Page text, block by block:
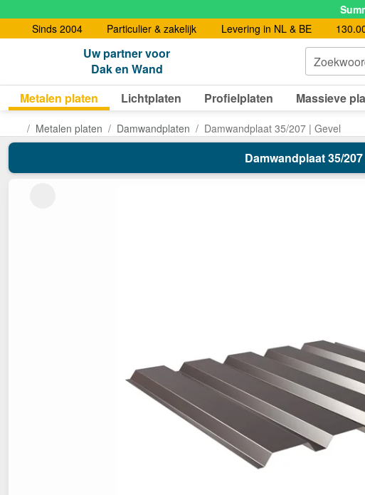
Sinds 2004
Particulier & zakelijk Levering in NL & BE
Uw partner voor
Dak en Wand
Metalen platen Lichtplaten Profielplaten Massieve
Metalen platen Damwandplaten Damwandplaat 35/207 | Gevel
Damwandplaat 35/